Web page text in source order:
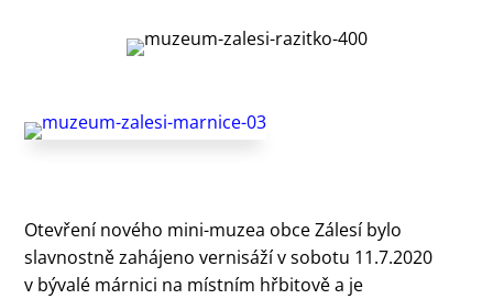
Otevření nového mini-muzea obce Zálesí bylo
slavnostně zahájeno vernisáží v sobotu 11.7.2020
v bývalé márnici na místním hřbitově a je